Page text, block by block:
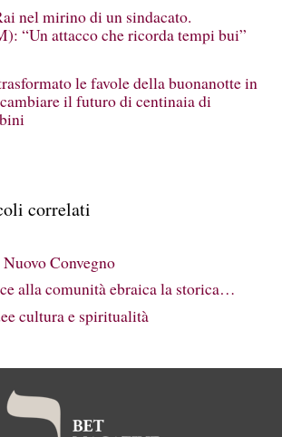
nel mirino di un sindacato.
“Un attacco che ricorda tempi bui”
le favole della buonanotte in
il futuro di centinaia di
correlati
Convegno
alla comunità ebraica la storica…
cultura e spiritualità